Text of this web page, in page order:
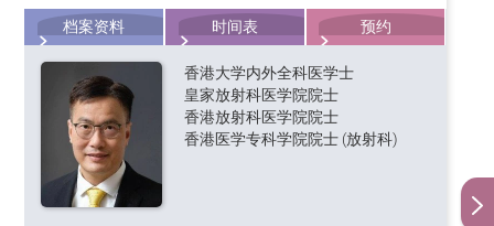
经皮乙醇注射
电穿孔疗法
栓塞疗法
栓塞疗法是使用物质阻断或减少通过肝动脉流向肿瘤的
水，并密切观察伤口恢复情况，如有异常应及时就
医。
有效降低肝癌的风险。
避免长期服用伤肝药物
部分药物可能对肝脏造成损害，因此应避免长期服用
对肝脏不利的药物，例如部分止痛药、类固醇及某些
中药。在服用药物前，应先谘询医生，避免使用来历
不明或未经医学验证的保健品，以
免摄取对肝脏有害的成分。
减少高脂肪、高糖和油腻食物的摄入。
避免有害物质：戒烟戒酒，避免接触黄曲毒素等有
害物质。
定期检查：
按照医生建议进行定期的肝功能检查和
影像学检查，以便及时发现并处理可能出现的
问题。
心理调适：保持乐观心态，避免过度焦虑和抑郁，
档案资料 时间表 预约
香港大学内外全科医学士
皇家放射科医学院院士
香港放射科医学院院士
香港医学专科学院院士 (放射科)